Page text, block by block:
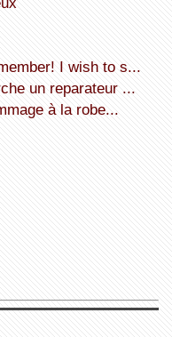
I wish to s...
un reparateur ...
à la robe...